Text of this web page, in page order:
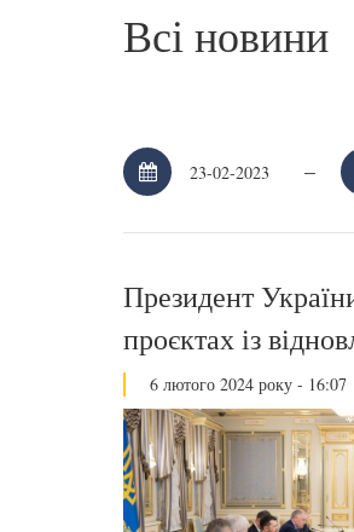
Всі новини
–
Президент
проєктах із
6 лютого 2024 року - 16:07